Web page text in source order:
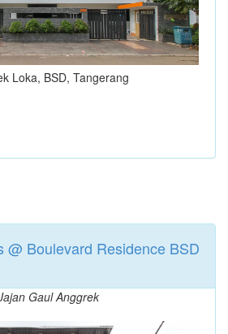
Loka, BSD, Tangerang
@ Boulevard Residence BSD
Gaul Anggrek